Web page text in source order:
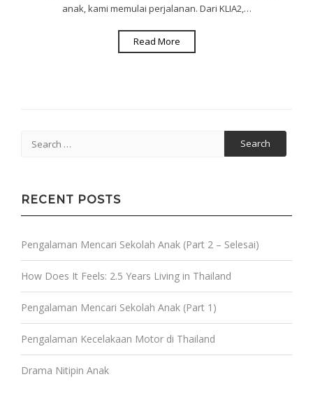
anak, kami memulai perjalanan. Dari KLIA2,…
Read More
for:
RECENT POSTS
Pengalaman Mencari Sekolah Anak (Part 2 – Selesai)
How Does It Feels: 2.5 Years Living in Thailand
Pengalaman Mencari Sekolah Anak (Part 1)
Pengalaman Kecelakaan Motor di Thailand
Drama Nitipin Anak